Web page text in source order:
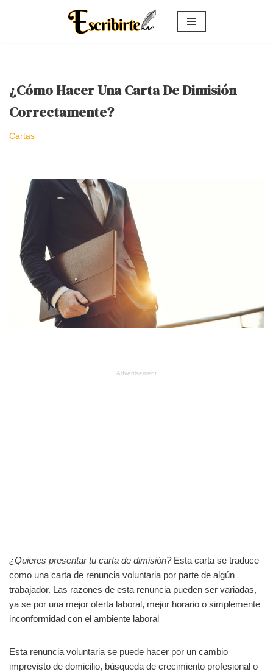
¿Cómo Hacer Una Carta De Dimisión
Correctamente?
Cartas
Advertisement
¿Quieres presentar tu carta de dimisión?Esta carta se traduce
como una carta de renuncia voluntaria por parte de algún
trabajador. Las razones de esta renuncia pueden ser variadas,
ya se por una mejor oferta laboral, mejor horario o simplemente
inconformidad con el ambiente laboral
Esta renuncia voluntaria se puede hacer por un cambio
imprevisto de domicilio, búsqueda de crecimiento profesional o